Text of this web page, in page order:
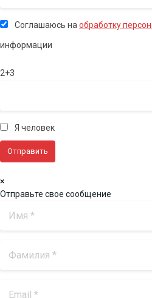
Соглашаюсь на обработку
информации
2+3
Я человек
×
Отправьте свое сообщение